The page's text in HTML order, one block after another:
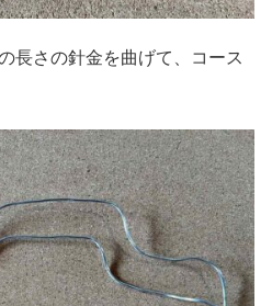
長さの針金を曲げて、コース